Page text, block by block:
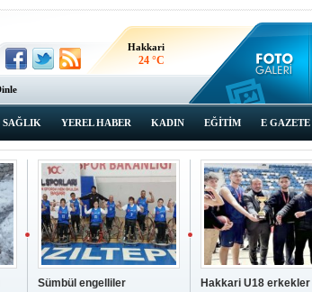
Hakkari
24 °C
SAĞLIK YEREL HABER KADIN EĞİTİM E GAZETE
Sümbül engelliler
Hakkari U18 erkekler